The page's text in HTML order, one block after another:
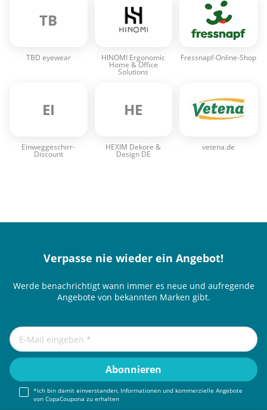
TB
TBD eyewear HINOMI Ergonomic
Home & Office
Solutions
Fressnapf-Online-Shop
EI
Einweggeschirr-
Discount
HE
HEXIM Dekore &
Design DE
vetena.de
Verpasse nie wieder ein Angebot!
Werde benachrichtigt wann immer es neue und aufregende
Angebote von bekannten Marken gibt.
*Ich bin damit einverstanden, Informationen und kommerzielle Angebote
von CopaCoupona zu erhalten